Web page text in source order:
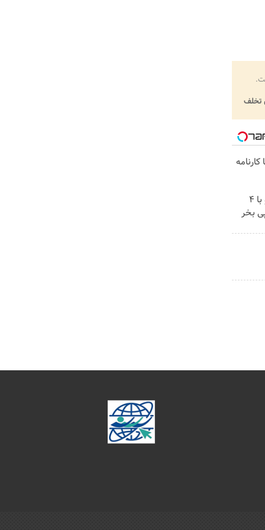
تخلف
اینترنت LTE پیشگامان رو با 4
بخر